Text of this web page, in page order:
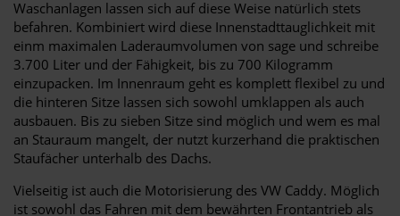
Waschanlagen lassen sich auf diese Weise natürlich stets
befahren. Kombiniert wird diese Innenstadttauglichkeit mit
einm maximalen Laderaumvolumen von sage und schreibe
3.700 Liter und der Fähigkeit, bis zu 700 Kilogramm
einzupacken. Im Innenraum geht es komplett flexibel zu und
die hinteren Sitze lassen sich sowohl umklappen als auch
ausbauen. Bis zu sieben Sitze sind möglich und wem es mal
an Stauraum mangelt, der nutzt kurzerhand die praktischen
Staufächer unterhalb des Dachs.
Vielseitig ist auch die Motorisierung des VW Caddy. Möglich
ist sowohl das Fahren mit dem bewährten Frontantrieb als